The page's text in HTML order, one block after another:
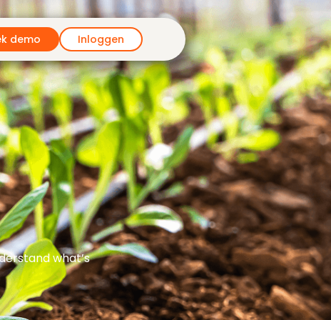
demo Inloggen
what’s